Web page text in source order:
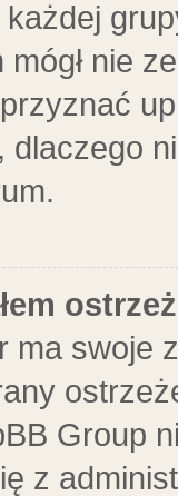
każdej
nie
swoje
Group
z